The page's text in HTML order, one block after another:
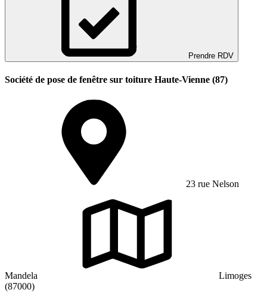
Prendre RDV
Société de pose de fenêtre sur toiture Haute-Vienne (87)
23 rue Nelson
Mandela
Limoges
(87000)